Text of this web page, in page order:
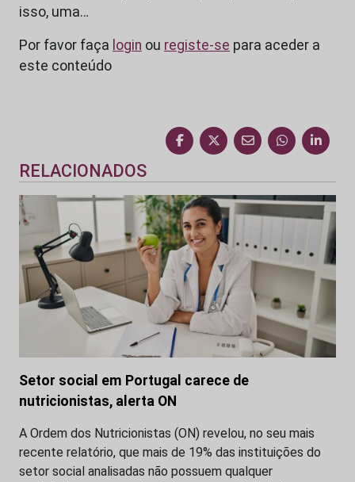
isso, uma…
Por favor faça login ou registe-se para aceder a
este conteúdo
RELACIONADOS
Setor social em Portugal carece de
nutricionistas, alerta ON
A Ordem dos Nutricionistas (ON) revelou, no seu mais
recente relatório, que mais de 19% das instituições do
setor social analisadas não possuem qualquer